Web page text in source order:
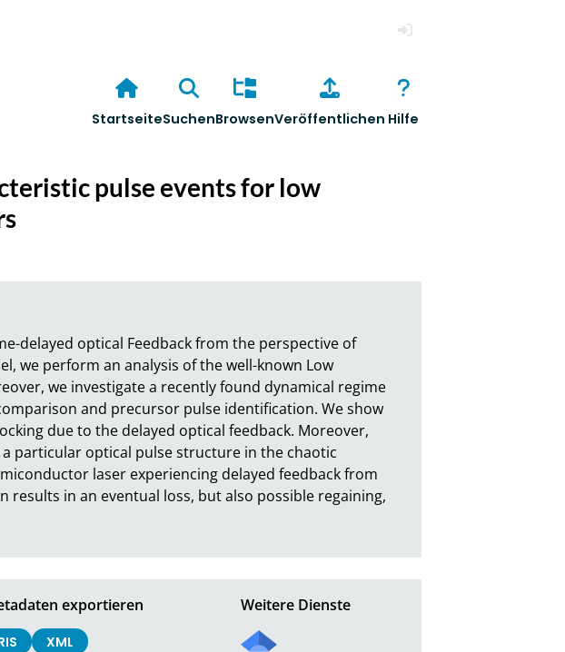
StartseiteSuchenBrowsenVeröffentlichen Hilfe
pulse events for low
delayed optical Feedback from the perspective of
we perform an analysis of the well-known Low
we investigate a recently found dynamical regime
and precursor pulse identification. We show
due to the delayed optical feedback. Moreover,
particular optical pulse structure in the chaotic
laser experiencing delayed feedback from
in an eventual loss, but also possible regaining,
exportieren
XML
Weitere Dienste